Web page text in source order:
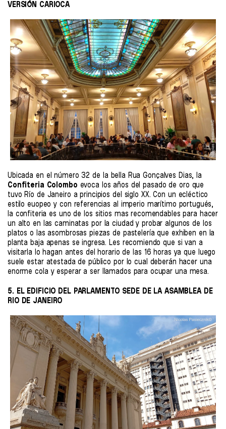
VERSIÓN CARIOCA
Ubicada en el número 32 de la bella Rua Gonçalves Dias, la
Confiteria Colombo evoca los años del pasado de oro que
tuvo Río de Janeiro a principios del siglo XX. Con un ecléctico
estilo euopeo y con referencias al imperio marítimo portugués,
la confiteria es uno de los sitios mas recomendables para hacer
un alto en las caminatas por la ciudad y probar algunos de los
platos o las asombrosas piezas de pastelería que exhiben en la
planta baja apenas se ingresa. Les recomiendo que si van a
visitarla lo hagan antes del horario de las 16 horas ya que luego
suele estar atestada de público por lo cual deberán hacer una
enorme cola y esperar a ser llamados para ocupar una mesa.
5. EL EDIFICIO DEL PARLAMENTO SEDE DE LA ASAMBLEA DE
RIO DE JANEIRO